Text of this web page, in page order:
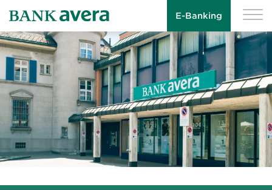
E-Banking